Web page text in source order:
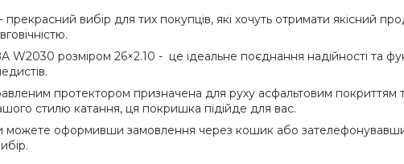
вибір для тих покупців, які хочуть отримати якісний
розміром 26×2.10 - це ідеальне поєднання надійності та
протектором призначена для руху асфальтовим покриттям
стилю катання, ця покришка підійде для вас.
оформивши замовлення через кошик або